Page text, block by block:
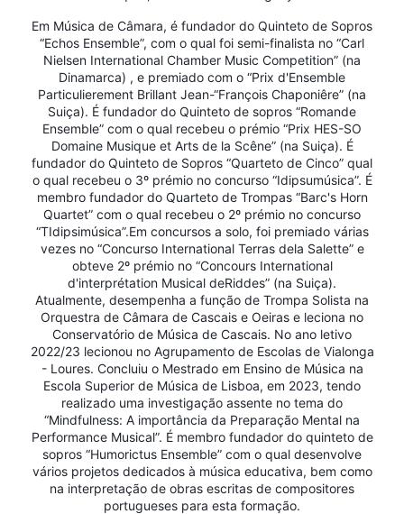
Em Música de Câmara, é fundador do Quinteto de Sopros
“Echos Ensemble”, com o qual foi semi-finalista no “Carl
Nielsen International Chamber Music Competition” (na
Dinamarca) , e premiado com o “Prix d'Ensemble
Particulierement Brillant Jean-“François Chaponiêre” (na
Suiça). É fundador do Quinteto de sopros “Romande
Ensemble” com o qual recebeu o prémio “Prix HES-SO
Domaine Musique et Arts de la Scêne” (na Suiça). É
fundador do Quinteto de Sopros “Quarteto de Cinco” qual
o qual recebeu o 3º prémio no concurso “Idipsumúsica”. É
membro fundador do Quarteto de Trompas “Barc's Horn
Quartet” com o qual recebeu o 2º prémio no concurso
“TIdipsimúsica”.Em concursos a solo, foi premiado várias
vezes no “Concurso International Terras dela Salette” e
obteve 2º prémio no “Concours International
d'interprétation Musical deRiddes” (na Suiça).
Atualmente, desempenha a função de Trompa Solista na
Orquestra de Câmara de Cascais e Oeiras e leciona no
Conservatório de Música de Cascais. No ano letivo
2022/23 lecionou no Agrupamento de Escolas de Vialonga
- Loures. Concluiu o Mestrado em Ensino de Música na
Escola Superior de Música de Lisboa, em 2023, tendo
realizado uma investigação assente no tema do
“Mindfulness: A importância da Preparação Mental na
Performance Musical”. É membro fundador do quinteto de
sopros “Humorictus Ensemble” com o qual desenvolve
vários projetos dedicados à música educativa, bem como
na interpretação de obras escritas de compositores
portugueses para esta formação.